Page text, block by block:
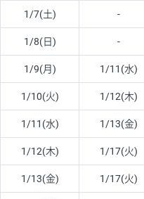
1/7(土) -
1/8(日) -
1/9(月) 1/11(水)
1/10(火) 1/12(木)
1/11(水) 1/13(金)
1/12(木) 1/17(火)
1/13(金) 1/17(火)